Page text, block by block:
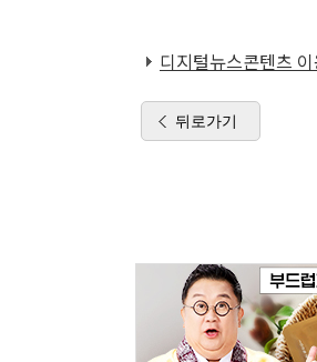
디지털뉴스콘텐츠
뒤로가기